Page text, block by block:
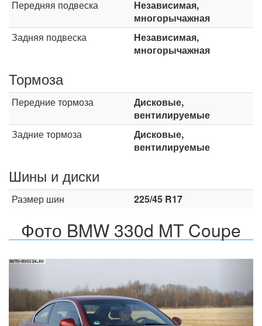
Передняя подвеска
Независимая,
многорычажная
Задняя подвеска
Независимая,
многорычажная
Тормоза
Передние тормоза
Дисковые,
вентилируемые
Задние тормоза
Дисковые,
вентилируемые
Шины и диски
Размер шин 225/45 R17
Фото BMW 330d MT Coupe
Назад